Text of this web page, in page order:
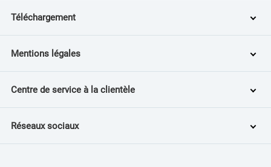
Téléchargement
Mentions légales
Centre de service à la clientèle
Réseaux sociaux